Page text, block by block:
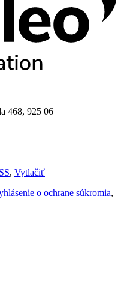
468, 925 06
, Vytlačiť
o ochrane súkromia,